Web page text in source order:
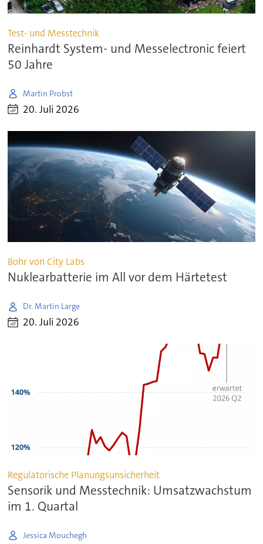
Test- und Messtechnik
Reinhardt System- und Messelectronic feiert
50 Jahre
Martin Probst
20. Juli 2026
Bohr von City Labs
Nuklearbatterie im All vor dem Härtetest
Dr. Martin Large
20. Juli 2026
Regulatorische Planungsunsicherheit
Sensorik und Messtechnik: Umsatzwachstum
im 1. Quartal
Jessica Mouchegh